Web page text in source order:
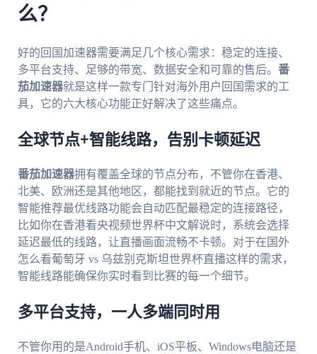
么？
好的回国加速器需要满足几个核心需求：稳定的连接、
多平台支持、足够的带宽、数据安全和可靠的售后。 番
茄加速器就是这样一款专门针对海外用户回国需求的工
具，它的六大核心功能正好解决了这些痛点。
全球节点+智能线路，告别卡顿延迟
番茄加速器拥有覆盖全球的节点分布，不管你在香港、
北美、欧洲还是其他地区，都能找到就近的节点。它的
智能推荐最优线路功能会自动匹配最稳定的连接路径，
比如你在香港看央视频世界杯中文解说时，系统会选择
延迟最低的线路，让直播画面流畅不卡顿。对于在国外
怎么看葡萄牙 vs 乌兹别克斯坦世界杯直播这样的需求，
智能线路能确保你实时看到比赛的每一个细节。
多平台支持，一人多端同时用
不管你用的是Android手机、iOS平板、Windows电脑还是